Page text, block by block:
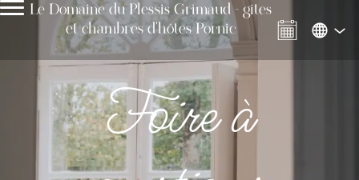
Le Domaine du Plessis Grimaud - gîtes
et chambres d'hôtes Pornic
Foire à